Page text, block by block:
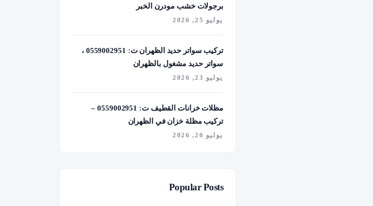
برجولات خشب مودرن الخبر
يوليو 25, 2026
تركيب سواتر حديد الظهران ت: 0559002951 ،
سواتر حديد مشغول بالظهران
يوليو 23, 2026
مظلات خرانات القطيف ت: 0559002951 –
تركيب مظلة خزان في الظهران
يوليو 20, 2026
Popular Posts